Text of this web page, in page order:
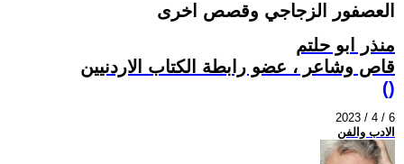
العصفور الزجاجي وقصص اخرى
منذر ابو حلتم
قاص وشاعر ، عضو رابطة الكتاب الاردنيين
()
2023 / 4 / 6
الادب والفن